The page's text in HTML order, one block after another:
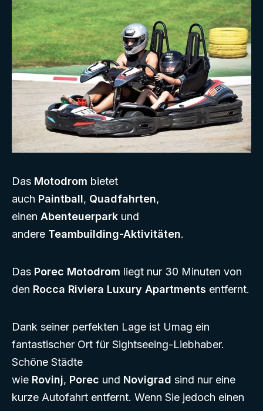
Das Motodrom bietet
auch Paintball, Quadfahrten,
einen Abenteuerpark und
andere Teambuilding-Aktivitäten.
Das Porec Motodrom liegt nur 30 Minuten von
den Rocca Riviera Luxury Apartments entfernt.
Dank seiner perfekten Lage ist Umag ein
fantastischer Ort für Sightseeing-Liebhaber.
Schöne Städte
wie Rovinj, Porec und Novigrad sind nur eine
kurze Autofahrt entfernt. Wenn Sie jedoch einen